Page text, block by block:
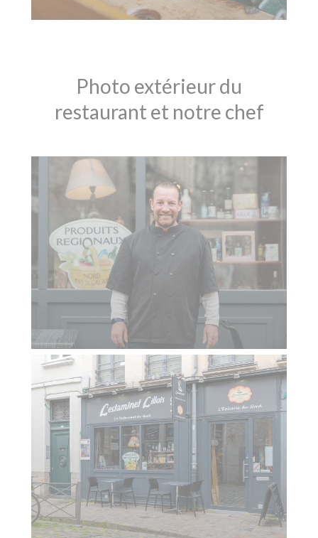
Photo extérieur du
restaurant et notre chef